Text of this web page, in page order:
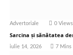
Advertoriale 0 Views
Sarcina și sănătatea
iulie 14, 2026 7 Mins